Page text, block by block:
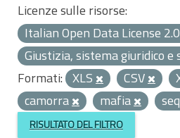
Licenze sulle risorse:
Italian Open Data License
Giustizia, sistema giuridico e
Formati: XLS CSV
camorra
mafia
RISULTATO DEL FILTRO